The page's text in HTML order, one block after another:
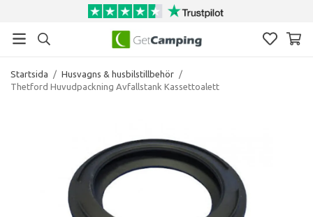
Startsida / Husvagns & husbilstillbehör /
Thetford Huvudpackning Avfallstank Kassettoalett